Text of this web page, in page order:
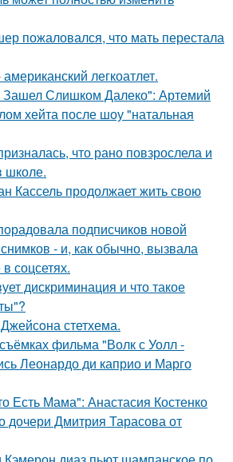
пожаловался, что мать перестала
легкоатлет.
Зашел Слишком Далеко": Артемий
хейта после шоу "натальная
что рано повзрослела и
школе.
Кассель продолжает жить свою
подписчиков новой
- и, как обычно, вызвала
соцсетях.
дискриминация и что такое
стетхема.
фильма "Волк с Уолл -
Леонардо ди каприо и Марго
Есть Мама": Анастасия Костенко
дочери Дмитрия Тарасова от